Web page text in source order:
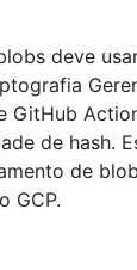
deve
GitHub
de hash.
de
GCP.